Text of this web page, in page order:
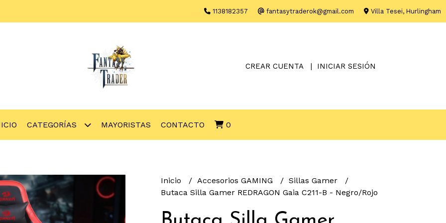
1138182357 fantasytraderok@gmail.com Villa Tesei, Hurlingham
CREAR CUENTA INICIAR SESIÓN
CATEGORÍAS MAYORISTAS CONTACTO 0
Inicio Accesorios GAMING
Sillas Gamer
Butaca Silla Gamer REDRAGON Gaia C211-B - Negro/Rojo